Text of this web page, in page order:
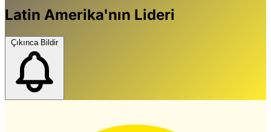
Latin Amerika'nın Lideri
Çıkınca Bildir